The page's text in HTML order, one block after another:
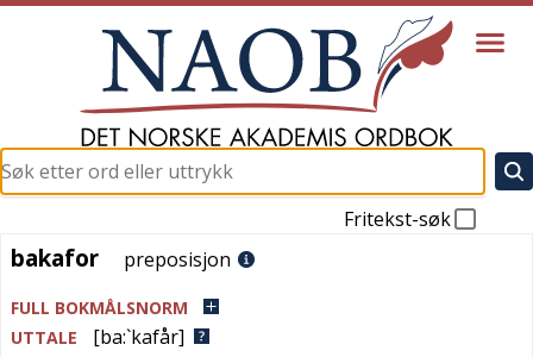
Fritekst-søk
bakafor
bakafor preposisjon
FULL BOKMÅLSNORM
UTTALE
[ba:`kafår]